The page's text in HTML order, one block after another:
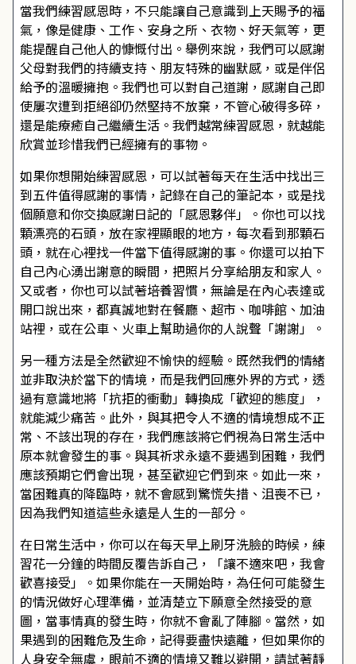
當我們練習感恩時，不只能讓自己意識到上天賜予的福
氣，像是健康、工作、安身之所、衣物、好天氣等，更
能提醒自己他人的慷慨付出。舉例來說，我們可以感謝
父母對我們的持續支持、朋友特殊的幽默感，或是伴侶
給予的溫暖擁抱。我們也可以對自己道謝，感謝自己即
使屢次遭到拒絕卻仍然堅持不放棄，不管心破得多碎，
還是能療癒自己繼續生活。我們越常練習感恩，就越能
欣賞並珍惜我們已經擁有的事物。
如果你想開始練習感恩，可以試著每天在生活中找出三
到五件值得感謝的事情，記錄在自己的筆記本，或是找
個願意和你交換感謝日記的「感恩夥伴」。你也可以找
顆漂亮的石頭，放在家裡顯眼的地方，每次看到那顆石
頭，就在心裡找一件當下值得感謝的事。你還可以拍下
自己內心湧出謝意的瞬間，把照片分享給朋友和家人。
又或者，你也可以試著培養習慣，無論是在內心表達或
開口說出來，都真誠地對在餐廳、超市、咖啡館、加油
站裡，或在公車、火車上幫助過你的人說聲「謝謝」。
另一種方法是全然歡迎不愉快的經驗。既然我們的情緒
並非取決於當下的情境，而是我們回應外界的方式，透
過有意識地將「抗拒的衝動」轉換成「歡迎的態度」，
就能減少痛苦。此外，與其把令人不適的情境想成不正
常、不該出現的存在，我們應該將它們視為日常生活中
原本就會發生的事。與其祈求永遠不要遇到困難，我們
應該預期它們會出現，甚至歡迎它們到來。如此一來，
當困難真的降臨時，就不會感到驚慌失措、沮喪不已，
因為我們知道這些永遠是人生的一部分。
在日常生活中，你可以在每天早上刷牙洗臉的時候，練
習花一分鐘的時間反覆告訴自己，「讓不適來吧，我會
歡喜接受」。如果你能在一天開始時，為任何可能發生
的情況做好心理準備，並清楚立下願意全然接受的意
圖，當事情真的發生時，你就不會亂了陣腳。當然，如
果遇到的困難危及生命，記得要盡快遠離，但如果你的
人身安全無虞，眼前不適的情境又難以避開，請試著靜